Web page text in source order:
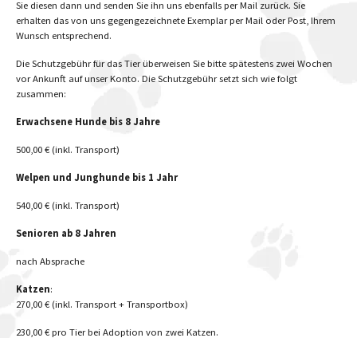
Sie diesen dann und senden Sie ihn uns ebenfalls per Mail zurück. Sie
erhalten das von uns gegengezeichnete Exemplar per Mail oder Post, Ihrem
Wunsch entsprechend.
Die Schutzgebühr für das Tier überweisen Sie bitte spätestens zwei Wochen
vor Ankunft auf unser Konto. Die Schutzgebühr setzt sich wie folgt
zusammen:
Erwachsene Hunde bis 8 Jahre
500,00 € (inkl. Transport)
Welpen und Junghunde bis 1 Jahr
540,00 € (inkl. Transport)
Senioren ab 8 Jahren
nach Absprache
Katzen:
270,00 € (inkl. Transport + Transportbox)
230,00 € pro Tier bei Adoption von zwei Katzen.